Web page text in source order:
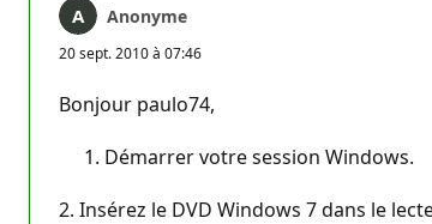
Anonyme
20 sept. 2010 à 07:46
Bonjour paulo74,
Démarrer votre session Windows.
2. Insérez le DVD Windows 7 dans le